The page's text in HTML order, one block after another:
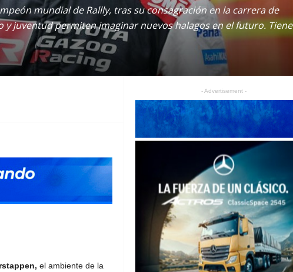
mundial de Rallly, tras su consagración en la carrera de
juventud permiten imaginar nuevos halagos en el futuro. Tiene
el ambiente de la
- Advertisement -